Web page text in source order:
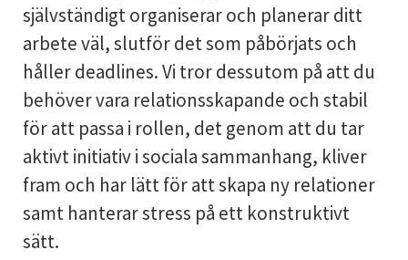
självständigt organiserar och planerar ditt
arbete väl, slutför det som påbörjats och
håller deadlines. Vi tror dessutom på att du
behöver vara relationsskapande och stabil
för att passa i rollen, det genom att du tar
aktivt initiativ i sociala sammanhang, kliver
fram och har lätt för att skapa ny relationer
samt hanterar stress på ett konstruktivt
sätt.